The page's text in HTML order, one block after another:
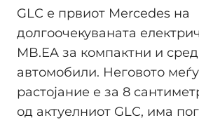
GLC е првиот Mercedes на
долгоочекуваната
MB.EA за компактни и
автомобили. Неговото
растојание е за 8
од актуелниот GLC, има